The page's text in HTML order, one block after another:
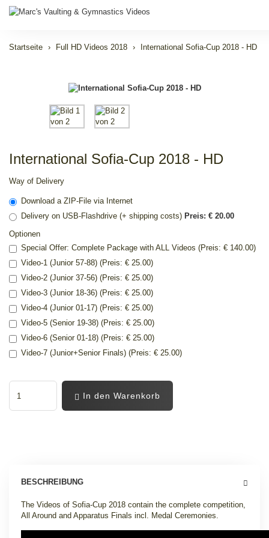
Startseite Full HD Videos 2018 International Sofia-Cup 2018 - HD
International Sofia-Cup 2018 - HD
Way of Delivery
Download a ZIP-File via Internet
Delivery on USB-Flashdrive (+ shipping costs) Preis: € 20.00
Optionen
Special Offer: Complete Package with ALL Videos (Preis: € 140.00)
Video-1 (Junior 57-88) (Preis: € 25.00)
Video-2 (Junior 37-56) (Preis: € 25.00)
Video-3 (Junior 18-36) (Preis: € 25.00)
Video-4 (Junior 01-17) (Preis: € 25.00)
Video-5 (Senior 19-38) (Preis: € 25.00)
Video-6 (Senior 01-18) (Preis: € 25.00)
Video-7 (Junior+Senior Finals) (Preis: € 25.00)
In den Warenkorb
BESCHREIBUNG
The Videos of Sofia-Cup 2018 contain the complete competition,
All Around and Apparatus Finals incl. Medal Ceremonies.